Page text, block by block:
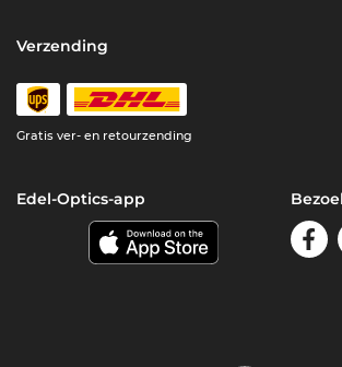
Verzending
Gratis ver- en retourzending
Edel-Optics-app